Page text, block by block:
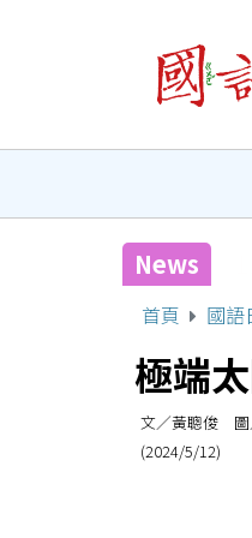
News
首頁 國語
極端
文／黃聰俊 圖
(2024/5/12)